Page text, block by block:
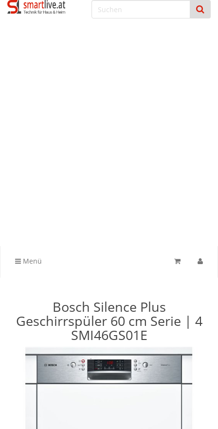
Menü
Bosch Silence Plus
Geschirrspüler 60 cm Serie | 4
SMI46GS01E